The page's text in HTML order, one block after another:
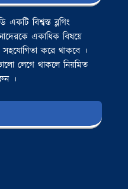
বিশ্বস্ত ব্লগিং
একাধিক বিষয়ে
করে থাকবে ।
লেগে থাকলে নিয়মিত
।